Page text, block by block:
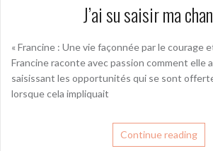
J’ai su saisir ma
« Francine : Une vie façonnée par le courage
Francine raconte avec passion comment elle
saisissant les opportunités qui se sont
lorsque cela impliquait
Continue reading